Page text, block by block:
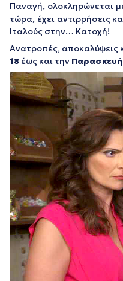
Παναγή, ολοκληρώνεται
τώρα, έχει αντιρρήσεις
Ιταλούς στην… Κατοχή!
Ανατροπές, αποκαλύψεις
18 έως και την